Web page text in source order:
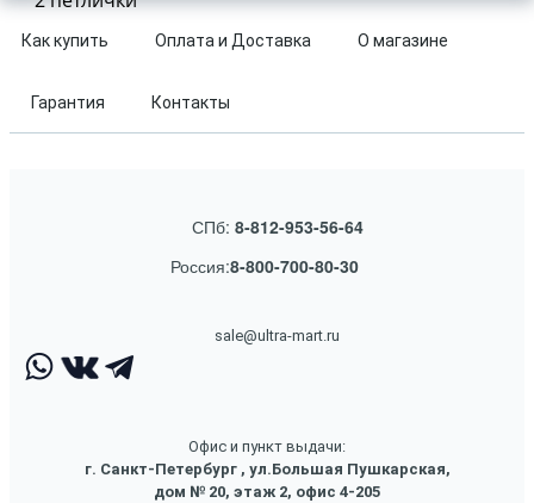
Как купить Оплата и Доставка О магазине
Гарантия Контакты
СПб: 8-812-953-56-64
Россия:8-800-700-80-30
sale@ultra-mart.ru
Офис и пункт выдачи:
г. Санкт-Петербург , ул.Большая Пушкарская,
дом № 20, этаж 2, офис 4-205